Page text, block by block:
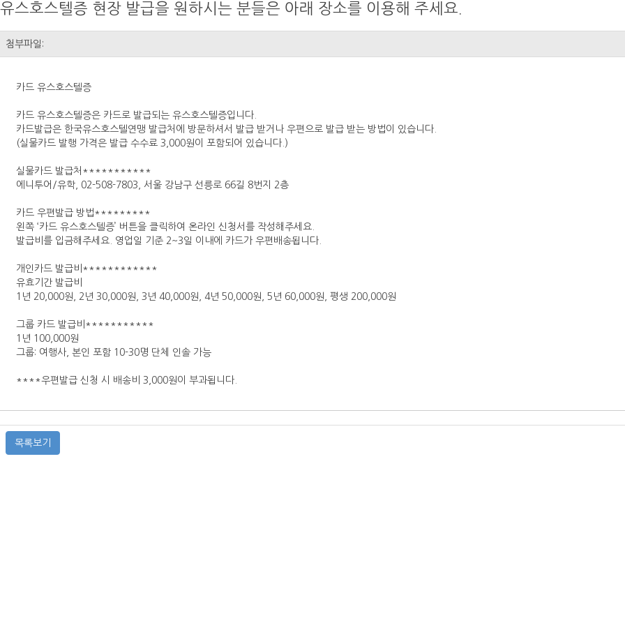
유스호스텔증 현장 발급을 원하시는 분들은 아래 장소를 이용해 주세요.
첨부파일:
카드 유스호스텔증
카드 유스호스텔증은 카드로 발급되는 유스호스텔증입니다.
카드발급은 한국유스호스텔연맹 발급처에 방문하셔서 발급 받거나 우편으로 발급 받는 방법이 있습니다.
(실물카드 발행 가격은 발급 수수료 3,000원이 포함되어 있습니다.)
실물카드 발급처***********
에니투어/유학, 02-508-7803, 서울 강남구 선릉로 66길 8번지 2층
카드 우편발급 방법*********
왼쪽 ‘카드 유스호스텔증’ 버튼을 클릭하여 온라인 신청서를 작성해주세요.
발급비를 입금해주세요. 영업일 기준 2~3일 이내에 카드가 우편배송됩니다.
개인카드 발급비************
유효기간 발급비
1년 20,000원, 2년 30,000원, 3년 40,000원, 4년 50,000원, 5년 60,000원, 평생 200,000원
그룹 카드 발급비***********
1년 100,000원
그룹: 여행사, 본인 포함 10-30명 단체 인솔 가능
****우편발급 신청 시 배송비 3,000원이 부과됩니다.
목록보기